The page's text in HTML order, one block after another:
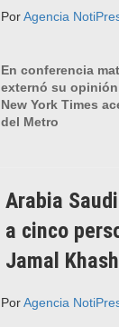
PorAgencia
En conferencia
externó su
New York Times
del Metro
Arabia
a cinco
Jamal
PorAgencia